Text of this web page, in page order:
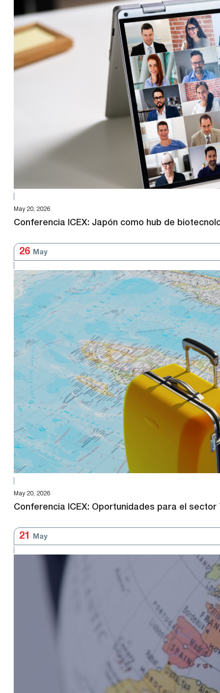
May 20, 2026
Conferencia ICEX: Japón como hub de
26 May
May 20, 2026
Conferencia ICEX: Oportunidades para el sector
21 May